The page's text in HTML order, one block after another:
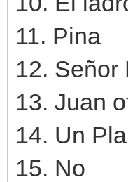
11. Pina
12. Señor
13. Juan
14. Un
15. No